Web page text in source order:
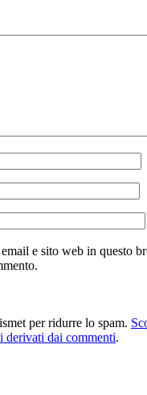
e sito web in questo
per ridurre lo spam.
derivati dai commenti.